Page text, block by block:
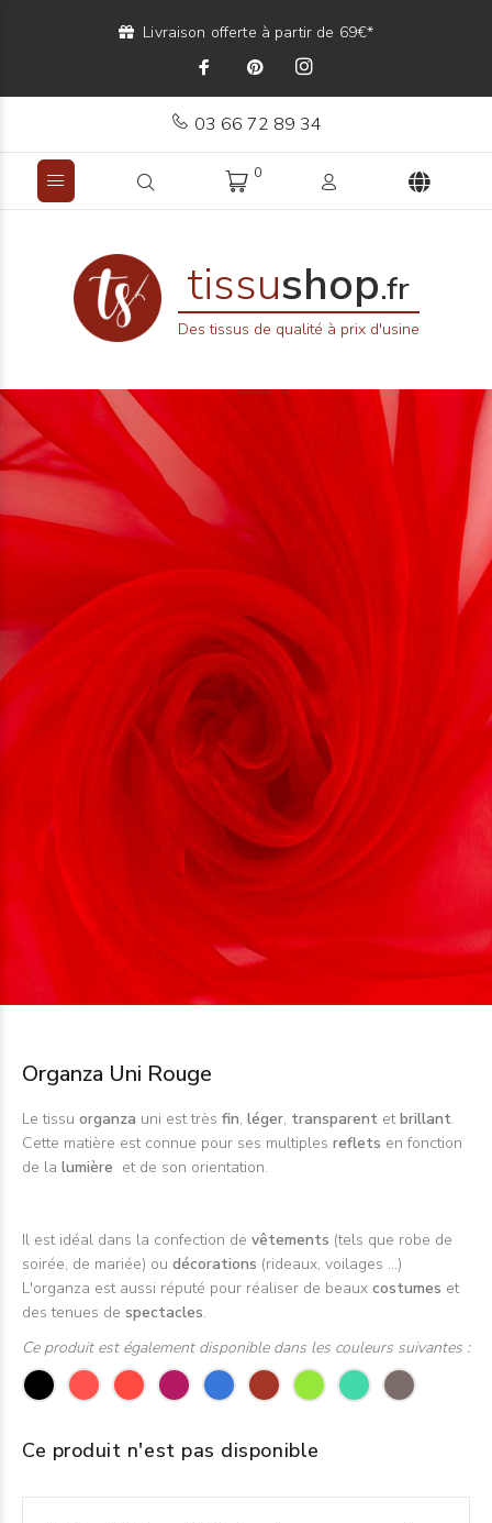
Livraison offerte à partir de 69€*
03 66 72 89 34
0
tissushop.fr
Des tissus de qualité à prix d'usine
Organza Uni Rouge
Le tissu organza uni est très fin, léger, transparent etbrillant.
Cette matière est connue pour ses multiples reflets en fonction
de la lumière et de son orientation.
Il est idéal dans la confection de vêtements (tels que robe de
soirée, de mariée) ou décorations (rideaux, voilages ...)
L'organza est aussi réputé pour réaliser de beaux costumes et
des tenues de spectacles.
Ce produit est également disponible dans les couleurs suivantes :
Ce produit n'est pas disponible